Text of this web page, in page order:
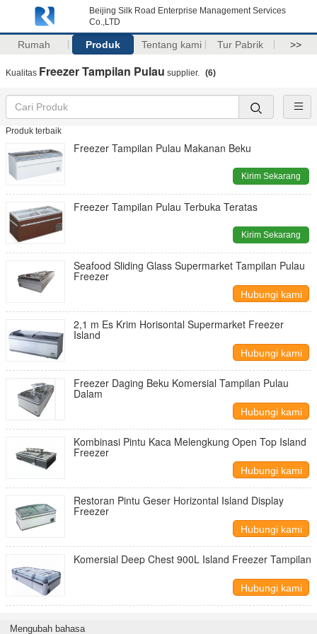
Beijing Silk Road Enterprise Management Services
Co.,LTD
Rumah Produk Tentang kami Tur Pabrik >>
Kualitas Freezer Tampilan Pulau supplier. (6)
Produk terbaik
Freezer Tampilan Pulau Makanan Beku
Kirim Sekarang
Freezer Tampilan Pulau Terbuka Teratas
Kirim Sekarang
Seafood Sliding Glass Supermarket Tampilan Pulau
Freezer
Hubungi kami
2,1 m Es Krim Horisontal Supermarket Freezer
Island
Hubungi kami
Freezer Daging Beku Komersial Tampilan Pulau
Dalam
Hubungi kami
Kombinasi Pintu Kaca Melengkung Open Top Island
Freezer
Hubungi kami
Restoran Pintu Geser Horizontal Island Display
Freezer
Hubungi kami
Komersial Deep Chest 900L Island Freezer Tampilan
Hubungi kami
Mengubah bahasa